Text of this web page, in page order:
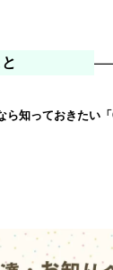
ら知っておきたい